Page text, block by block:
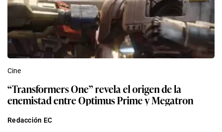
Cine
“Transformers One” revela el origen de la
enemistad entre Optimus Prime y Megatron
Redacción EC